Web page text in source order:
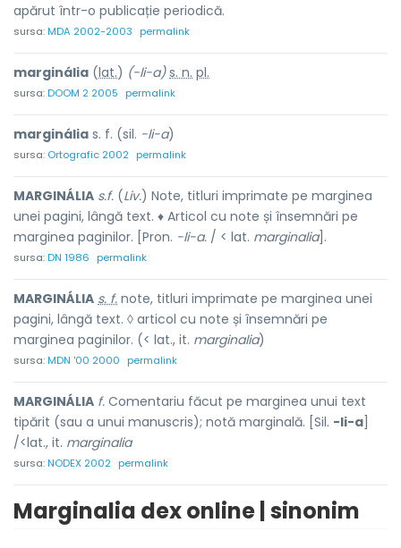
apărut într-o publicație periodică.
sursa:MDA 2002-2003 permalink
marginália (lat.) (-li-a) s. n. pl.
sursa:DOOM 2 2005 permalink
marginália s. f. (sil. -li-a)
sursa: Ortografic 2002 permalink
MARGINÁLIA s.f. (Liv.) Note, titluri imprimate pe marginea
unei pagini, lângă text. ♦ Articol cu note și însemnări pe
marginea paginilor. [Pron. -li-a. / < lat. marginalia].
sursa:DN 1986 permalink
MARGINÁLIA s. f. note, titluri imprimate pe marginea unei
pagini, lângă text. ◊ articol cu note și însemnări pe
marginea paginilor. (< lat., it. marginalia)
sursa:MDN '00 2000 permalink
MARGINÁLIA f. Comentariu făcut pe marginea unui text
tipărit (sau a unui manuscris); notă marginală. [Sil. -li-a
/<lat., it. marginalia
sursa:NODEX 2002 permalink
Marginalia dex online | sinonim